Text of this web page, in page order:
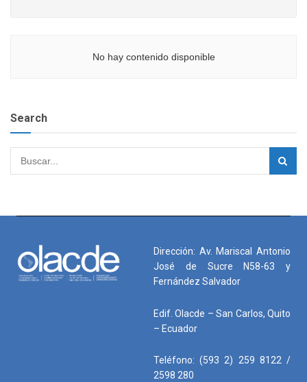
No hay contenido disponible
Search
Dirección: Av. Mariscal Antonio
José de Sucre N58-63 y
Fernández Salvador
Edif. Olacde – San Carlos, Quito
– Ecuador
Teléfono: (593 2) 259 8122 /
2598 280